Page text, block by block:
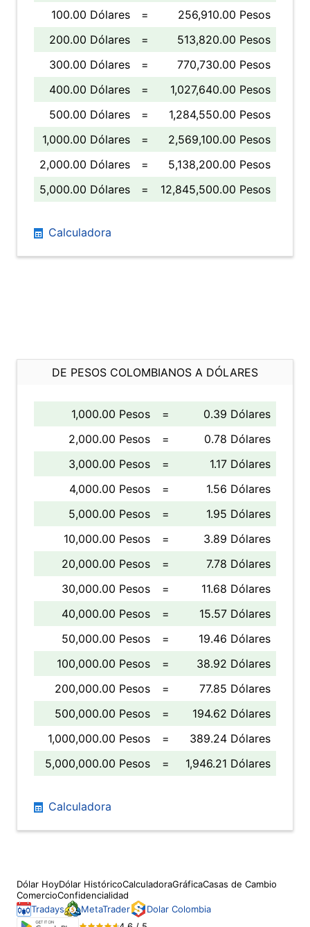
100.00 Dólares
=
256,910.00 Pesos
200.00 Dólares
=
513,820.00 Pesos
300.00 Dólares
=
770,730.00 Pesos
400.00 Dólares
=
1,027,640.00 Pesos
500.00 Dólares
=
1,284,550.00 Pesos
1,000.00 Dólares
=
2,569,100.00 Pesos
2,000.00 Dólares
=
5,138,200.00 Pesos
5,000.00 Dólares
= 12,845,500.00 Pesos
Calculadora
DE PESOS COLOMBIANOS A DÓLARES
1,000.00 Pesos =
0.39 Dólares
2,000.00 Pesos
=
0.78 Dólares
3,000.00 Pesos
=
1.17 Dólares
4,000.00 Pesos
=
1.56 Dólares
5,000.00 Pesos
=
1.95 Dólares
10,000.00 Pesos
=
3.89 Dólares
20,000.00 Pesos
=
7.78 Dólares
30,000.00 Pesos
=
11.68 Dólares
40,000.00 Pesos
=
15.57 Dólares
50,000.00 Pesos
=
19.46 Dólares
100,000.00 Pesos
=
38.92 Dólares
200,000.00 Pesos
=
77.85 Dólares
500,000.00 Pesos
=
194.62 Dólares
1,000,000.00 Pesos
=
389.24 Dólares
5,000,000.00 Pesos
= 1,946.21 Dólares
Calculadora
Dólar HoyDólar HistóricoCalculadoraGráficaCasas de Cambio
ComercioConfidencialidad
Tradays
MetaTrader
Dolar Colombia